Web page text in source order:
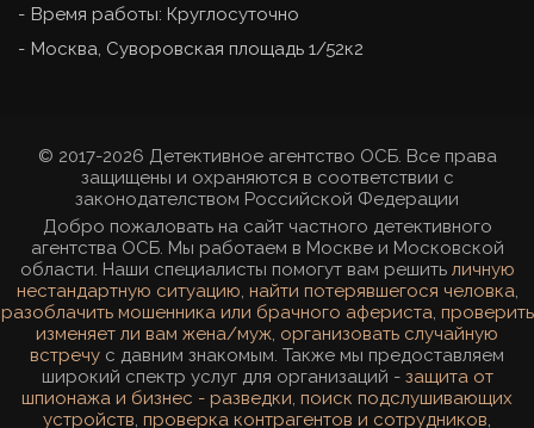
Время работы: Круглосуточно
Москва, Суворовская площадь 1/52к2
© 2017-2026 Детективное агентство ОСБ. Все права
защищены и охраняются в соответствии с
законодателством Российской Федерации
Добро пожаловать на сайт частного детективного
агентства ОСБ. Мы работаем в Москве и Московской
области. Наши специалисты помогут вам решить личную
нестандартную ситуацию, найти потерявшегося человка,
разоблачить мошенника или брачного афериста, проверить
изменяет ли вам жена/муж, организовать случайную
встречу с давним знакомым. Также мы предоставляем
широкий спектр услуг для организаций - защита от
шпионажа и бизнес - разведки, поиск подслушивающих
устройств, проверка контрагентов и сотрудников,